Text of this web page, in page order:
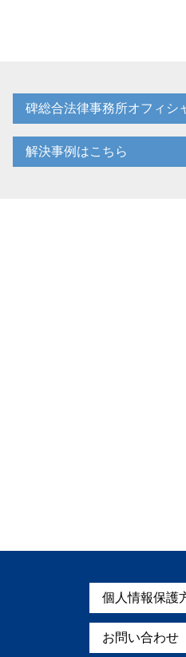
碑総合法律事務所オフィシ
解決事例はこちら
個人情報保護
お問い合わせ